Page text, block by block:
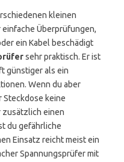
kleinen
Überprüfungen,
ein Kabel beschädigt
sehr praktisch. Er ist
günstiger als ein
Wenn du aber
keine
zusätzlich einen
du gefährliche
Einsatz reicht meist ein
Spannungsprüfer mit